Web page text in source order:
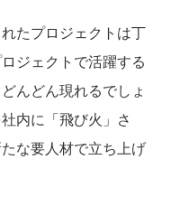
たプロジェクトは丁
ジェクトで活躍する
んどん現れるでしょ
内に「飛び火」さ
な要人材で立ち上げ